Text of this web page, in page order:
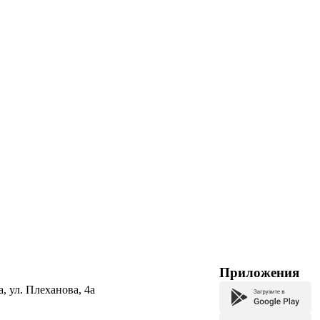
ул. Плеханова, 4а
Приложения